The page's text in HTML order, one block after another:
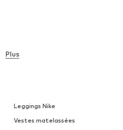
Leggings Nike
Vestes matelassées
Plus